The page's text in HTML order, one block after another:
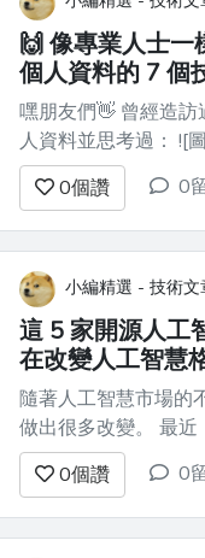
🙌 像專業人士一
個人資料的 7 個
嘿朋友們👋 曾經造訪過某人的 Github 個
人資料並思考過： ![圖片描述]
(https://dev-to-
在本文中，我將嘗試
的...
0個讚 0
小編精選 - 技術文
這 5 家開源人工
在改變人工智慧
隨著人工智慧市場的
做出很多改變。 最近，我一直在思考在
各個領域取得重大進
這些新創公司參與了
強資料互動性到探索
中的潛力（一種稱為
0個讚 0